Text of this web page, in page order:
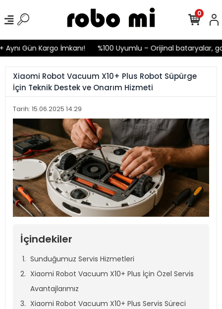
Gün Kargo İmkanı! %100 Uyumlu – Orijinal bataryalar,
0
Xiaomi Robot Vacuum X10+ Plus Robot Süpürge
İçin Teknik Destek ve Onarım Hizmeti
Tarih: 15.06.2025 14:29
İçindekiler
Sunduğumuz Servis Hizmetleri
Xiaomi Robot Vacuum X10+ Plus İçin Özel Servis
Avantajlarımız
Xiaomi Robot Vacuum X10+ Plus Servis Süreci